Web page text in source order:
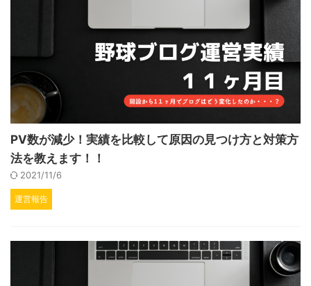
PV数が減少！実績を比較して原因の見つけ方と対策方
法を教えます！！
2021/11/6
運営報告